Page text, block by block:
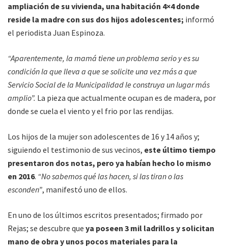
ampliación de su vivienda, una habitación 4×4 donde
reside la madre con sus dos hijos adolescentes; informó
el periodista Juan Espinoza.
“Aparentemente, la mamá tiene un problema serio y es su
condición la que lleva a que se solicite una vez más a que
Servicio Social de la Municipalidad le construya un lugar más
amplio”. La pieza que actualmente ocupan es de madera, por
donde se cuela el viento y el frio por las rendijas.
Los hijos de la mujer son adolescentes de 16 y 14 años y;
siguiendo el testimonio de sus vecinos, este último tiempo
presentaron dos notas, pero ya habían hecho lo mismo
en 2016. “No sabemos qué las hacen, si las tiran o las
esconden”, manifestó uno de ellos.
En uno de los últimos escritos presentados; firmado por
Rejas; se descubre que ya poseen 3 mil ladrillos y solicitan
mano de obra y unos pocos materiales para la